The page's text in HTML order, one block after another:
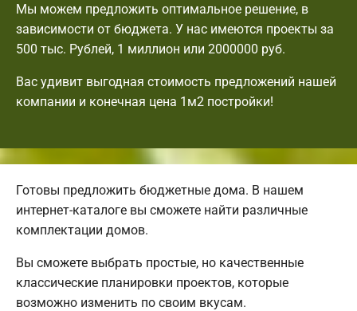
Мы можем предложить оптимальное решение, в
зависимости от бюджета. У нас имеются проекты за
500 тыс. Рублей, 1 миллион или 2000000 руб.
Вас удивит выгодная стоимость предложений нашей
компании и конечная цена 1м2 постройки!
Готовы предложить бюджетные дома. В нашем
интернет-каталоге вы сможете найти различные
комплектации домов.
Вы сможете выбрать простые, но качественные
классические планировки проектов, которые
возможно изменить по своим вкусам.